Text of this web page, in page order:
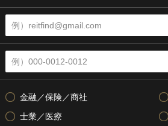
金融／保険／商社
士業／医療